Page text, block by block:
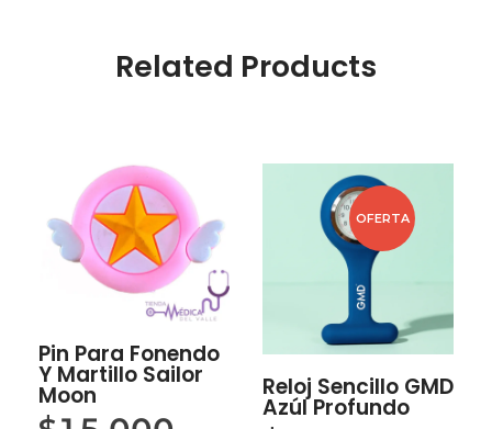
Related Products
Pin Para Fonendo
Y Martillo Sailor
Moon
OFERTA
Reloj Sencillo GMD
Azúl Profundo